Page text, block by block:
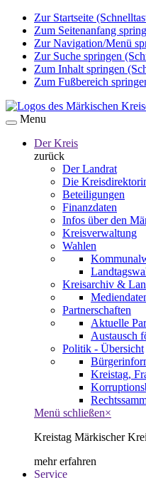
Zur Startseite
Zum Seitenanfang
Zur Navigation/Menü
Zur Suche springen
Zum Inhalt springen
Zum Fußbereich
Menu
Der Kreis
zurück
Der Landrat
Die
Beteiligungen
Finanzdaten
Infos über den
Kreisverwaltung
Wahlen
Kreisarchiv &
Partnerschaften
Aktuelle
Austausch
Politik - Übersicht
Kreistag,
Menü schließen×
Kreistag Märkischer
mehr erfahren
Service